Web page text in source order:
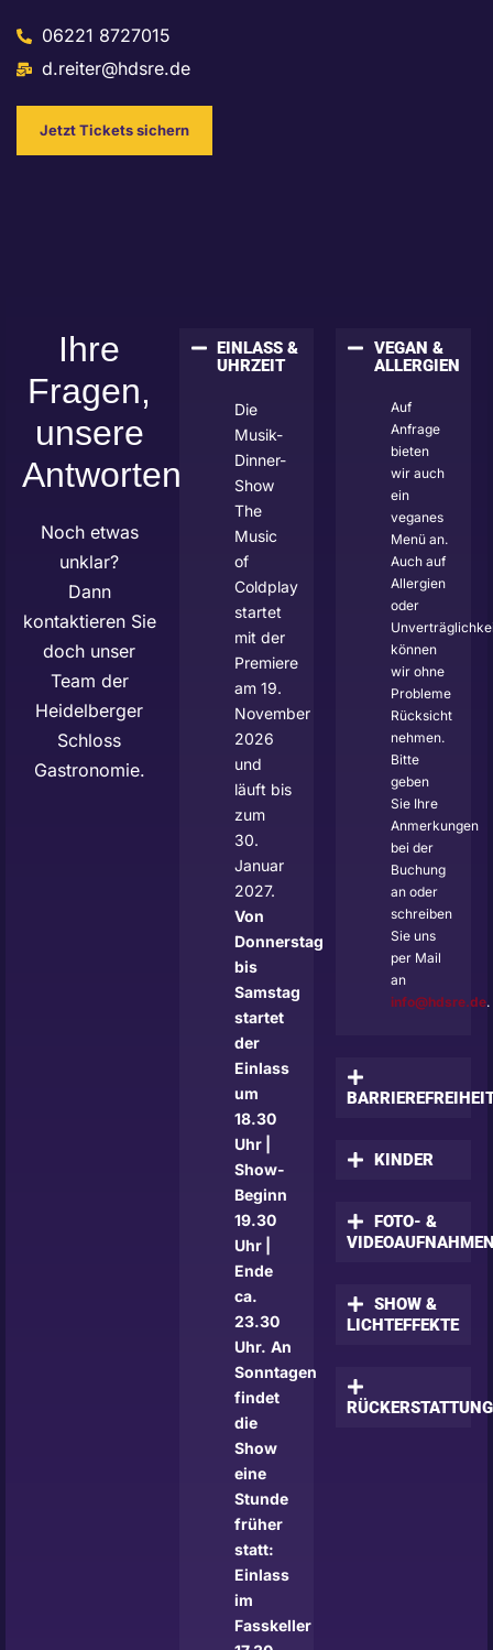
06221 8727015
d.reiter@hdsre.de
Jetzt Tickets sichern
Ihre
Fragen,
unsere
Antworten
Noch etwas
unklar?
Dann
kontaktieren Sie
doch unser
Team der
Heidelberger
Schloss
Gastronomie.
EINLASS &
UHRZEIT
Die
Musik-
Dinner-
Show
The
Music
of
Coldplay
startet
mit der
Premiere
am 19.
November
2026
und
läuft bis
zum
30.
Januar
2027.
Von
Donnerstag
bis
Samstag
startet
der
Einlass
um
18.30
Uhr |
Show-
Beginn
19.30
Uhr |
Ende
ca.
23.30
Uhr. An
Sonntagen
findet
die
Show
eine
Stunde
früher
statt:
Einlass
im
Fasskeller
VEGAN &
ALLERGIEN
Auf
Anfrage
bieten
wir auch
ein
veganes
Menü an.
Auch auf
Allergien
oder
können
wir ohne
Probleme
Rücksicht
nehmen.
Bitte
geben
Sie Ihre
Anmerkungen
bei der
Buchung
an oder
schreiben
Sie uns
per Mail
an
info@hdsre.de.
KINDER
FOTO- &
SHOW &
LICHTEFFEKTE
RÜCKERSTATTUNG